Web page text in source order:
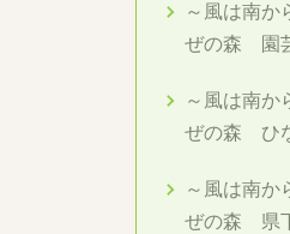
～風は南
ぜの森 園
～風は南
ぜの森 ひ
～風は南
ぜの森 県